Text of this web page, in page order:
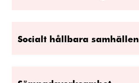
Socialt hållbara samhällen